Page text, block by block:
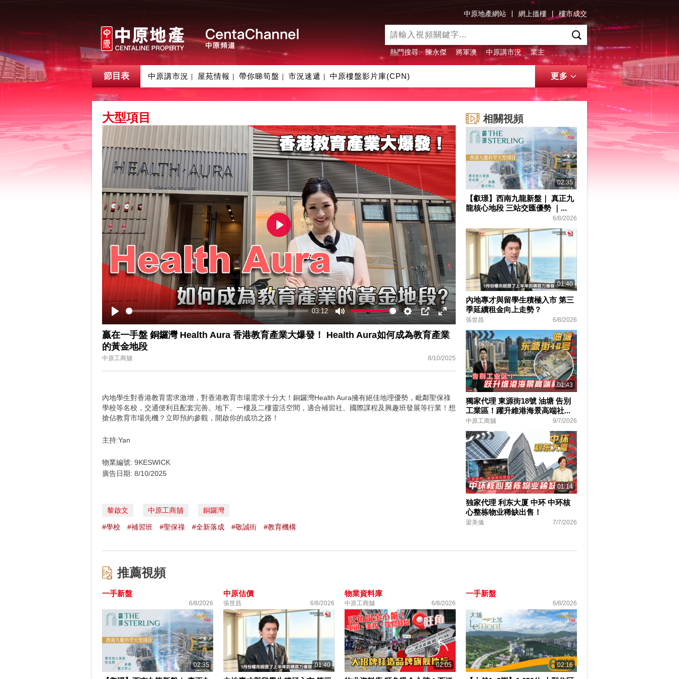
中原地產網站 | 網上搵樓 | 樓市成交
熱門搜尋: 陳永傑 將軍澳 中原講市況 業主
節目表 中原講市況 | 屋苑情報 | 帶你睇筍盤 | 市況速遞 | 中原樓盤影片庫(CPN) 更多
大型項目
03:12
Mute Settings
PIP
Enter
fullscreen
Play
贏在一手盤 銅鑼灣 Health Aura 香港教育產業大爆發！ Health Aura如何成為教育產業
的黃金地段
中原工商舖 8/10/2025
內地學生對香港教育需求激增，對香港教育市場需求十分大！銅鑼灣Health Aura擁有絕佳地理優勢，毗鄰聖保祿
學校等名校，交通便利且配套完善。地下、一樓及二樓靈活空間，適合補習社、國際課程及興趣班發展等行業！想
搶佔教育市場先機？立即預約參觀，開啟你的成功之路！
主持:Yan
物業編號: 9KESWICK
廣告日期: 8/10/2025
黎啟文 中原工商舖 銅鑼灣
#學校 #補習班 #聖保祿 #全新落成 #敬誠街 #教育機構
相關視頻
02:35
【叡璟】西南九龍新盤｜ 真正九
龍核心地段 三站交匯優勢 ｜...
6/8/2026
01:40
內地專才與留學生積極入市 第三
季延續租金向上走勢？
張世昌 6/8/2026
01:43
獨家代理 東源街18號 油塘 告別
工業區！躍升維港海景高端社...
中原工商舖 9/7/2026
01:14
独家代理 利东大厦 中环 中环核
心整栋物业稀缺出售！
梁美儀 7/7/2026
推薦視頻
一手新盤
6/8/2026
02:35
中原估價
張世昌 6/8/2026
01:40
物業資料庫
中原工商舖 6/8/2026
02:05
一手新盤
6/8/2026
02:16